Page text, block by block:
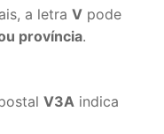
a letra V pode
província.
V3A indica